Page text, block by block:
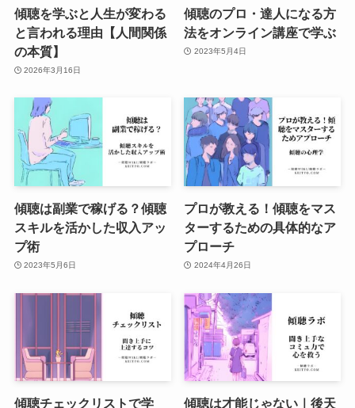
傾聴を学ぶと人生が変わる
と言われる理由【人間関係
の本質】
2026年3月16日
傾聴のプロ・達人になる方
法をオンライン講座で学ぶ
2023年5月4日
傾聴は副業で稼げる？傾聴
スキルを活かした収入アッ
プ術
2023年5月6日
プロが教える！傾聴をマス
ターするための具体的なア
プローチ
2024年4月26日
傾聴チェックリストで学 傾聴は才能じゃない｜後天